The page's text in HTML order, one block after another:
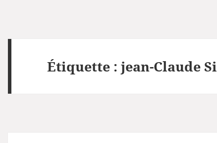
Étiquette :jean-Claude